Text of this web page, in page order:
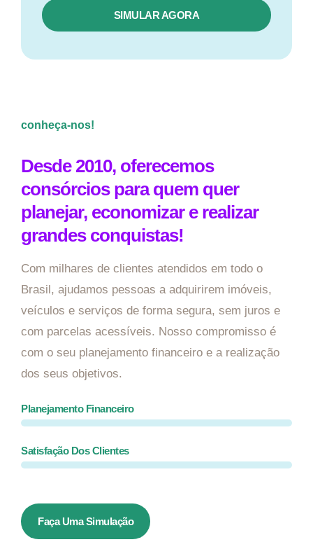
SIMULAR AGORA
conheça-nos!
Desde 2010, oferecemos
consórcios para quem quer
planejar, economizar e realizar
grandes conquistas!
Com milhares de clientes atendidos em todo o
Brasil, ajudamos pessoas a adquirirem imóveis,
veículos e serviços de forma segura, sem juros e
com parcelas acessíveis. Nosso compromisso é
com o seu planejamento financeiro e a realização
dos seus objetivos.
Planejamento Financeiro
Satisfação Dos Clientes
Faça Uma Simulação